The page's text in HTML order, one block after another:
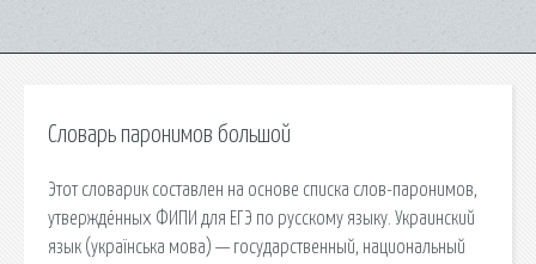
Словарь паронимов большой
Этот словарик составлен на основе списка слов-паронимов,
утверждённых ФИПИ для ЕГЭ по русскому языку. Украинский
язык (українська мова) — государственный, национальный